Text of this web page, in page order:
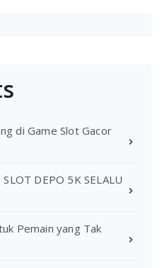
di Game Slot Gacor
DEPO 5K SELALU
Pemain yang Tak